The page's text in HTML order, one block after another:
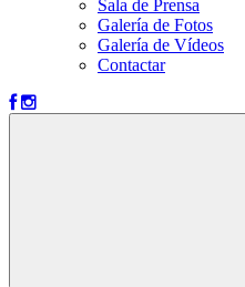
Sala de Prensa
Galería de Fotos
Galería de Vídeos
Contactar